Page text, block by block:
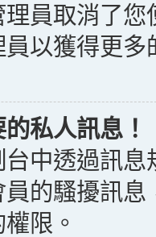
員取消了
以獲得更多
私人訊息！
中透過訊
的騷擾訊
限。